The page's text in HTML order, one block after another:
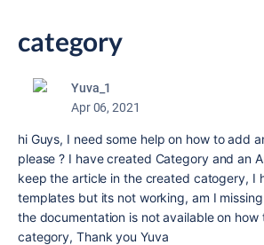
category
Yuva_1
Apr 06, 2021
hi Guys, I need some help on how to add
please ? I have created Category and an
keep the article in the created catogery, I
templates but its not working, am I
the documentation is not available on
category, Thank you Yuva